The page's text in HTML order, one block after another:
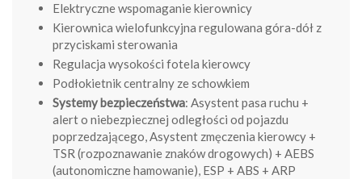
Elektryczne wspomaganie kierownicy
Kierownica wielofunkcyjna regulowana góra-dół z
przyciskami sterowania
Regulacja wysokości fotela kierowcy
Podłokietnik centralny ze schowkiem
Systemy bezpieczeństwa: Asystent pasa ruchu +
alert o niebezpiecznej odległości od pojazdu
poprzedzającego, Asystent zmęczenia kierowcy +
TSR (rozpoznawanie znaków drogowych) + AEBS
(autonomiczne hamowanie), ESP + ABS + ARP